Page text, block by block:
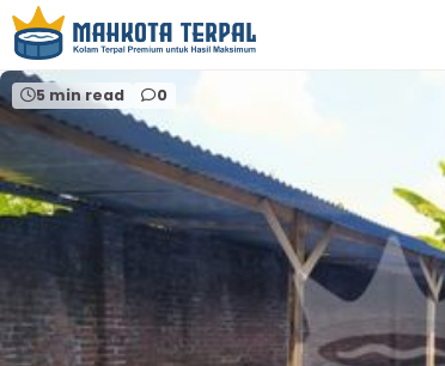
Home distributor terpal malang
5 min read 0